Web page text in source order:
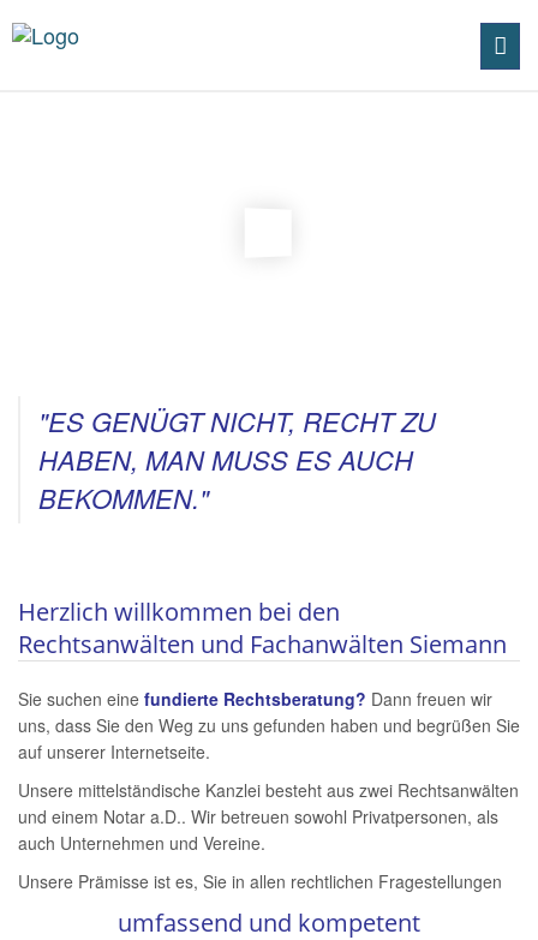
"ES GENÜGT NICHT, RECHT ZU
HABEN, MAN MUSS ES AUCH
BEKOMMEN."
Herzlich willkommen bei den
Rechtsanwälten und Fachanwälten Siemann
Sie suchen eine fundierte Rechtsberatung? Dann freuen wir
uns, dass Sie den Weg zu uns gefunden haben und begrüßen Sie
auf unserer Internetseite.
Unsere mittelständische Kanzlei besteht aus zwei Rechtsanwälten
und einem Notar a.D.. Wir betreuen sowohl Privatpersonen, als
auch Unternehmen und Vereine.
Unsere Prämisse ist es, Sie in allen rechtlichen Fragestellungen
umfassend und kompetent